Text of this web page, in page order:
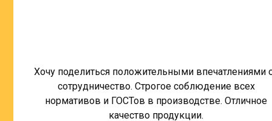
Хочу поделиться положительными впечатлениями
сотрудничество. Строгое соблюдение всех
нормативов и ГОСТов в производстве. Отличное
качество продукции.